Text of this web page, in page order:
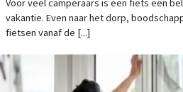
Voor veel camperaars is een fiets een
vakantie. Even naar het dorp,
fietsen vanaf de [...]